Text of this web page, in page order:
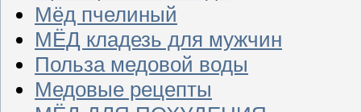
Мёд пчелиный
МЁД кладезь для мужчин
Польза медовой воды
Медовые рецепты